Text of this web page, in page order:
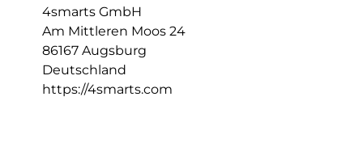
4smarts GmbH
Am Mittleren Moos 24
86167 Augsburg
Deutschland
https://4smarts.com